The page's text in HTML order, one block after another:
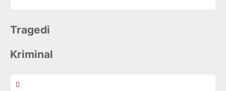
Tragedi
Kriminal